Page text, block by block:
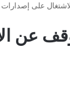
إصدارات ويندوز
عن